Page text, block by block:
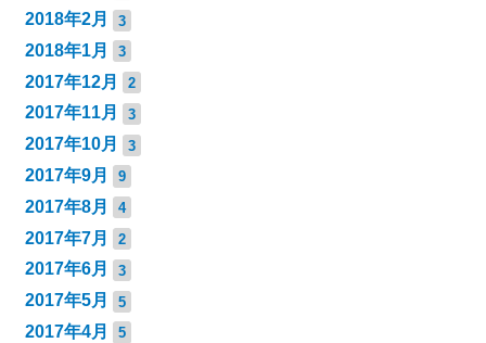
2018年2月 3
2018年1月 3
2017年12月 2
2017年11月 3
2017年10月 3
2017年9月 9
2017年8月 4
2017年7月 2
2017年6月 3
2017年5月 5
2017年4月 5